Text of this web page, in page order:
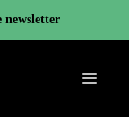
newsletter
Menu